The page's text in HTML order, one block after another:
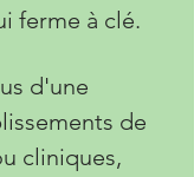
ferme à clé.
d'une
de
cliniques,